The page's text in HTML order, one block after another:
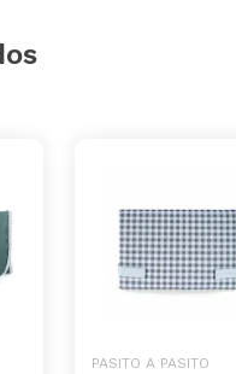
PASITO A PASITO